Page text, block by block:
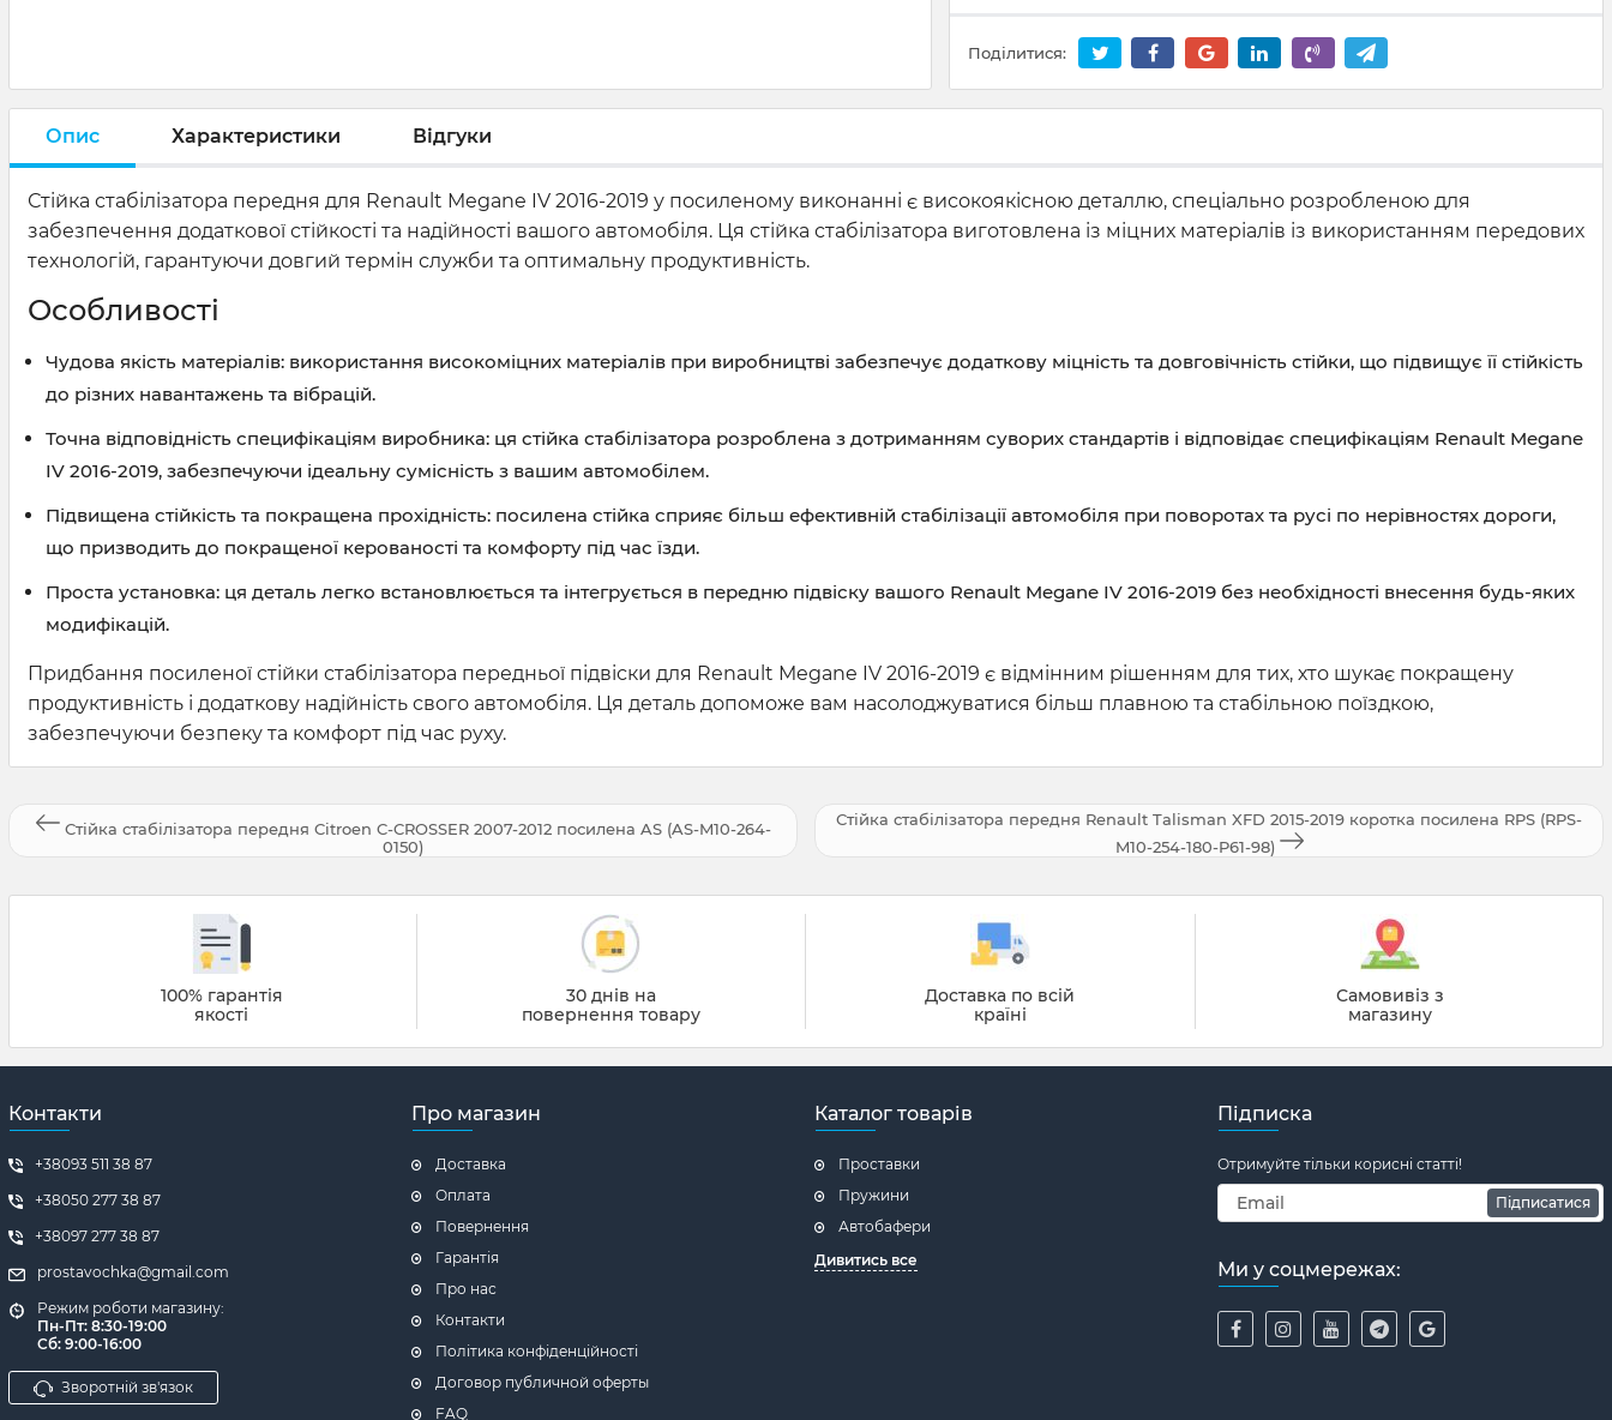
Поділитися:
Опис Характеристики Відгуки
Стійка стабілізатора передня для Renault Megane IV 2016-2019 у посиленому виконанні є високоякісною деталлю, спеціально розробленою для
забезпечення додаткової стійкості та надійності вашого автомобіля. Ця стійка стабілізатора виготовлена ​​із міцних матеріалів із використанням передових
технологій, гарантуючи довгий термін служби та оптимальну продуктивність.
Особливості
Чудова якість матеріалів: використання високоміцних матеріалів при виробництві забезпечує додаткову міцність та довговічність стійки, що підвищує її стійкість
до різних навантажень та вібрацій.
Точна відповідність специфікаціям виробника: ця стійка стабілізатора розроблена з дотриманням суворих стандартів і відповідає специфікаціям Renault Megane
IV 2016-2019, забезпечуючи ідеальну сумісність з вашим автомобілем.
Підвищена стійкість та покращена прохідність: посилена стійка сприяє більш ефективній стабілізації автомобіля при поворотах та русі по нерівностях дороги,
що призводить до покращеної керованості та комфорту під час їзди.
Проста установка: ця деталь легко встановлюється та інтегрується в передню підвіску вашого Renault Megane IV 2016-2019 без необхідності внесення будь-яких
модифікацій.
Придбання посиленої стійки стабілізатора передньої підвіски для Renault Megane IV 2016-2019 є відмінним рішенням для тих, хто шукає покращену
продуктивність і додаткову надійність свого автомобіля. Ця деталь допоможе вам насолоджуватися більш плавною та стабільною поїздкою,
забезпечуючи безпеку та комфорт під час руху.
Стійка стабілізатора передня Citroen C-CROSSER 2007-2012 посилена AS (AS-M10-264-
0150)
Стійка стабілізатора передня Renault Talisman XFD 2015-2019 коротка посилена RPS (RPS-
M10-254-180-P61-98)
100% гарантія
якості
30 днів на
повернення товару
Доставка по всій
країні
Самовивіз з
магазину
Контакти
+38093 511 38 87
+38050 277 38 87
+38097 277 38 87
prostavochka@gmail.com
Режим роботи магазину:
Пн-Пт: 8:30-19:00
Сб: 9:00-16:00
Зворотній зв'язок
Про магазин
Доставка
Оплата
Повернення
Гарантія
Про нас
Контакти
Політика конфіденційності
Договор публичной оферты
FAQ
Каталог товарів
Проставки
Пружини
Автобафери
Дивитись все
Підписка
Отримуйте тільки корисні статті!
Підписатися
Ми у соцмережах: